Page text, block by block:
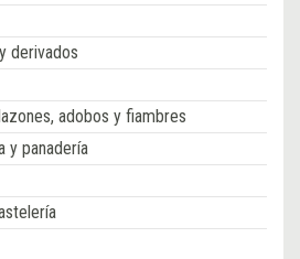
derivados
adobos y fiambres
y panadería